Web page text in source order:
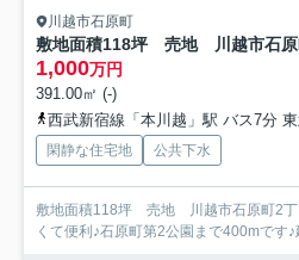
川越市石原町
敷地面積118坪 売地 川越市石原
1,000万円
391.00㎡ (-)
西武新宿線「本川越」駅 バス7分
閑静な住宅地 公共下水
敷地面積118坪 売地 川越市石原町2丁
くて便利♪石原町第2公園まで400mです♪